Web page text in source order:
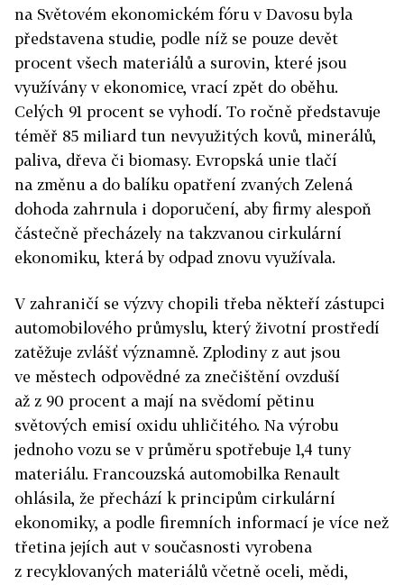
na Světovém ekonomickém fóru v Davosu byla
představena studie, podle níž se pouze devět
procent všech materiálů a surovin, které jsou
využívány v ekonomice, vrací zpět do oběhu.
Celých 91 procent se vyhodí. To ročně představuje
téměř 85 miliard tun nevyužitých kovů, minerálů,
paliva, dřeva či biomasy. Evropská unie tlačí
na změnu a do balíku opatření zvaných Zelená
dohoda zahrnula i doporučení, aby firmy alespoň
částečně přecházely na takzvanou cirkulární
ekonomiku, která by odpad znovu využívala.
V zahraničí se výzvy chopili třeba někteří zástupci
automobilového průmyslu, který životní prostředí
zatěžuje zvlášť významně. Zplodiny z aut jsou
ve městech odpovědné za znečištění ovzduší
až z 90 procent a mají na svědomí pětinu
světových emisí oxidu uhličitého. Na výrobu
jednoho vozu se v průměru spotřebuje 1,4 tuny
materiálu. Francouzská automobilka Renault
ohlásila, že přechází k principům cirkulární
ekonomiky, a podle firemních informací je více než
třetina jejích aut v současnosti vyrobena
z recyklovaných materiálů včetně oceli, mědi,